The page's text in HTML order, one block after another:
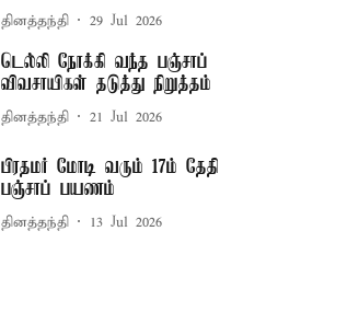
தினத்தந்தி 29 Jul 2026
டெல்லி நோக்கி வந்த பஞ்சாப்
விவசாயிகள் தடுத்து நிறுத்தம்
தினத்தந்தி 21 Jul 2026
பிரதமர் மோடி வரும் 17ம் தேதி
பஞ்சாப் பயணம்
தினத்தந்தி 13 Jul 2026